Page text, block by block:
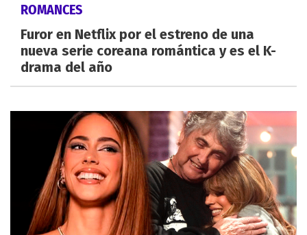
ROMANCES
Furor en Netflix por el estreno de una
nueva serie coreana romántica y es el K-
drama del año